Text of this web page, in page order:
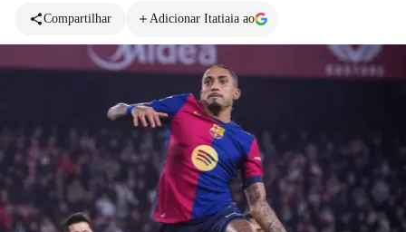
Compartilhar
Adicionar Itatiaia ao